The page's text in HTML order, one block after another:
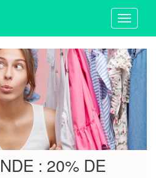
Toggle
: 20% DE